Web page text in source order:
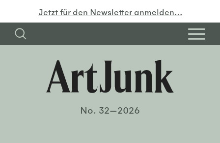
Jetzt für den Newsletter anmelden…
No. 32—2026